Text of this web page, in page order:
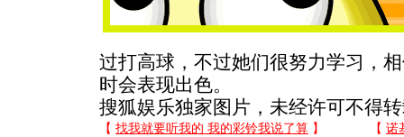
过打高球，不过她们很努力学习，
时会表现出色。
搜狐娱乐独家图片，未经许可不得